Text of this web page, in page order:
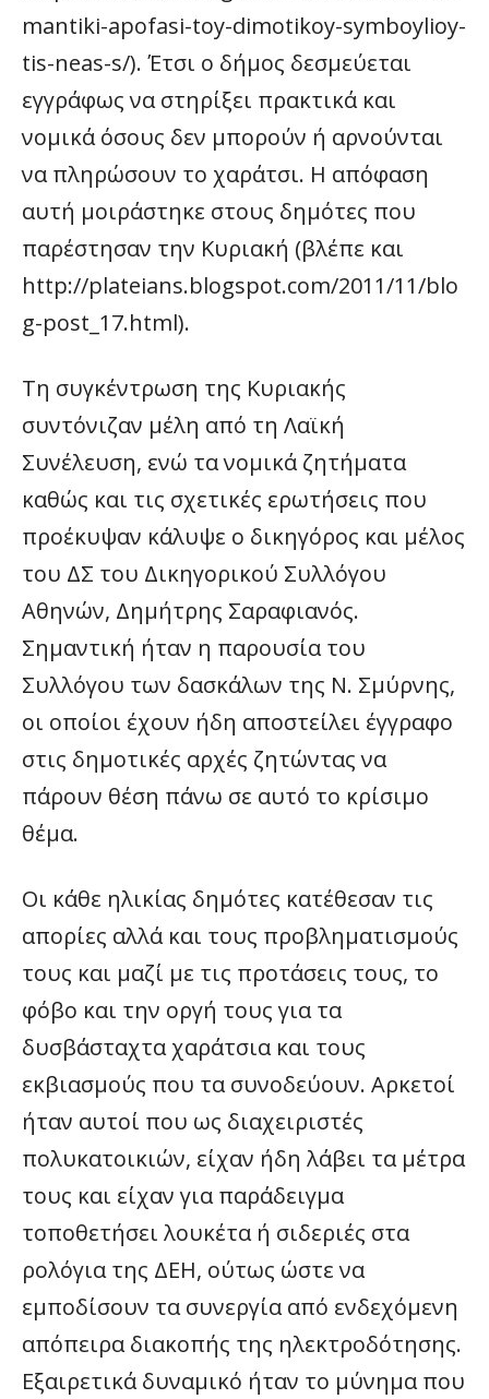
mantiki-apofasi-toy-dimotikoy-symboylioy-
tis-neas-s/). Έτσι ο δήμος δεσμεύεται
εγγράφως να στηρίξει πρακτικά και
νομικά όσους δεν μπορούν ή αρνούνται
να πληρώσουν το χαράτσι. Η απόφαση
αυτή μοιράστηκε στους δημότες που
παρέστησαν την Κυριακή (βλέπε και
http://plateians.blogspot.com/2011/11/blo
g-post_17.html).
Τη συγκέντρωση της Κυριακής
συντόνιζαν μέλη από τη Λαϊκή
Συνέλευση, ενώ τα νομικά ζητήματα
καθώς και τις σχετικές ερωτήσεις που
προέκυψαν κάλυψε ο δικηγόρος και μέλος
του ΔΣ του Δικηγορικού Συλλόγου
Αθηνών, Δημήτρης Σαραφιανός.
Σημαντική ήταν η παρουσία του
Συλλόγου των δασκάλων της Ν. Σμύρνης,
οι οποίοι έχουν ήδη αποστείλει έγγραφο
στις δημοτικές αρχές ζητώντας να
πάρουν θέση πάνω σε αυτό το κρίσιμο
θέμα.
Οι κάθε ηλικίας δημότες κατέθεσαν τις
απορίες αλλά και τους προβληματισμούς
τους και μαζί με τις προτάσεις τους, το
φόβο και την οργή τους για τα
δυσβάσταχτα χαράτσια και τους
εκβιασμούς που τα συνοδεύουν. Αρκετοί
ήταν αυτοί που ως διαχειριστές
πολυκατοικιών, είχαν ήδη λάβει τα μέτρα
τους και είχαν για παράδειγμα
τοποθετήσει λουκέτα ή σιδεριές στα
ρολόγια της ΔΕΗ, ούτως ώστε να
εμποδίσουν τα συνεργία από ενδεχόμενη
απόπειρα διακοπής της ηλεκτροδότησης.
Εξαιρετικά δυναμικό ήταν το μύνημα που